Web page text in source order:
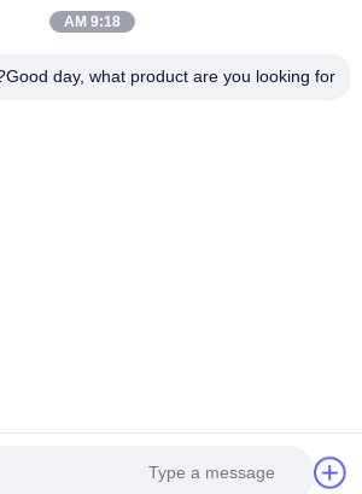
صفحه اصلی
محصولات
9:18 AM
Good day, what product are you looking for?